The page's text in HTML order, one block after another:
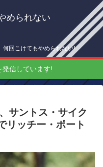
められない
回こけてもやめられない!
発信しています!
サントス・サイク
リッチー・ポート